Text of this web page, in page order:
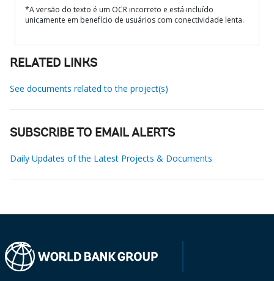
*A versão do texto é um OCR incorreto e está incluído
unicamente em benefício de usuários com conectividade lenta.
RELATED LINKS
See documents related to the project(s)
SUBSCRIBE TO EMAIL ALERTS
Daily Updates of the Latest Projects & Documents